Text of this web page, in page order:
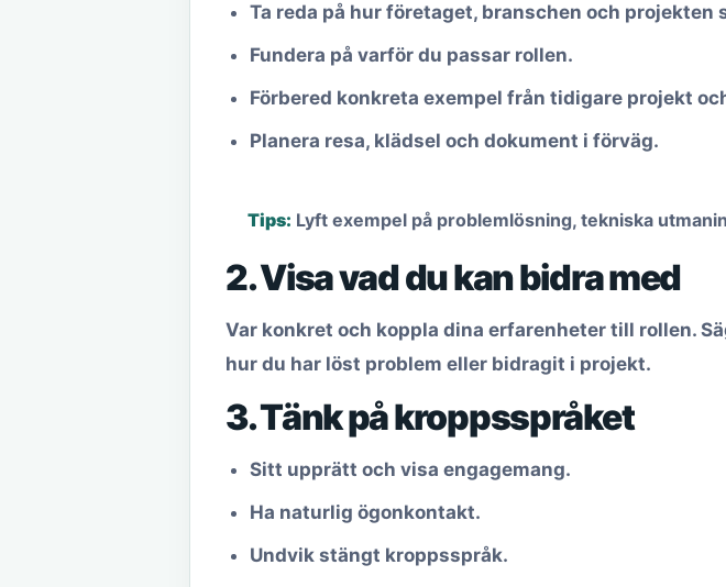
Ta reda på hur företaget, branschen och projekten
Fundera på varför du passar rollen.
Förbered konkreta exempel från tidigare projekt
Planera resa, klädsel och dokument i förväg.
Tips: Lyft exempel på problemlösning, tekniska
2. Visa vad du kan bidra med
Var konkret och koppla dina erfarenheter till rollen.
hur du har löst problem eller bidragit i projekt.
3. Tänk på kroppsspråket
Sitt upprätt och visa engagemang.
Ha naturlig ögonkontakt.
Undvik stängt kroppsspråk.